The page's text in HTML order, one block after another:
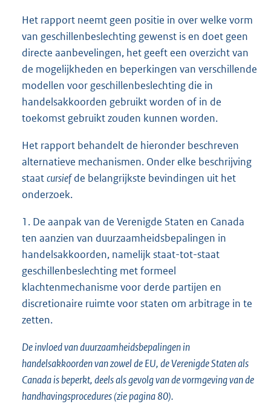
Het rapport neemt geen positie in over welke vorm
van geschillenbeslechting gewenst is en doet geen
directe aanbevelingen, het geeft een overzicht van
de mogelijkheden en beperkingen van verschillende
modellen voor geschillenbeslechting die in
handelsakkoorden gebruikt worden of in de
toekomst gebruikt zouden kunnen worden.
Het rapport behandelt de hieronder beschreven
alternatieve mechanismen. Onder elke beschrijving
staatcursiefde belangrijkste bevindingen uit het
onderzoek.
1. De aanpak van de Verenigde Staten en Canada
ten aanzien van duurzaamheidsbepalingen in
handelsakkoorden, namelijk staat-tot-staat
geschillenbeslechting met formeel
klachtenmechanisme voor derde partijen en
discretionaire ruimte voor staten om arbitrage in te
zetten.
De invloed van duurzaamheidsbepalingen in
handelsakkoorden van zowel de EU, de Verenigde Staten als
Canada is beperkt, deels als gevolg van de vormgeving van de
handhavingsprocedures (zie pagina 80).